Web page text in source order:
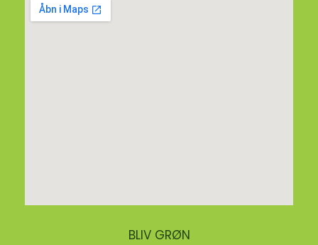
BLIV GRØN